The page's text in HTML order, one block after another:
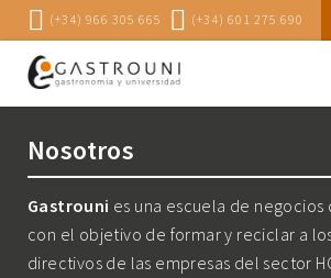
(+34) 966 305 665 (+34) 601 275 690
Nosotros
Gastrouni es una escuela de negocios
con el objetivo de formar y reciclar a
directivos de las empresas del sector